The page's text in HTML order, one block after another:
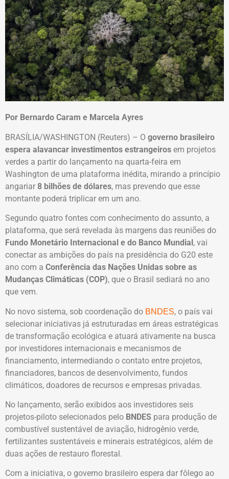
Por Bernardo Caram e Marcela Ayres
BRASÍLIA/WASHINGTON (Reuters) – O governo brasileiro
espera alavancar investimentos estrangeiros em projetos
verdes a partir do lançamento na quarta-feira em
Washington de uma plataforma inédita, mirando a princípio
angariar 8 bilhões de dólares, mas prevendo que esse
montante poderá triplicar em um ano.
Segundo quatro fontes com conhecimento do assunto, a
plataforma, que será revelada às margens das reuniões do
Fundo Monetário Internacional e do Banco Mundial , vai
conectar as ambições do país na presidência do G20 este
ano com a Conferência das Nações Unidas sobre as
Mudanças Climáticas (COP), que o Brasil sediará no ano
que vem.
No novo sistema, sob coordenação do BNDES, o país vai
selecionar iniciativas já estruturadas em áreas estratégicas
de transformação ecológica e atuará ativamente na busca
por investidores internacionais e mecanismos de
financiamento, intermediando o contato entre projetos,
financiadores, bancos de desenvolvimento, fundos
climáticos, doadores de recursos e empresas privadas.
No lançamento, serão exibidos aos investidores seis
projetos-piloto selecionados pelo BNDES para produção de
combustível sustentável de aviação, hidrogênio verde,
fertilizantes sustentáveis e minerais estratégicos, além de
duas ações de restauro florestal.
Com a iniciativa, o governo brasileiro espera dar fôlego ao